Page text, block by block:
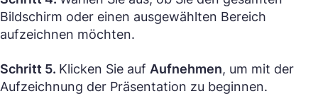
Bildschirm oder einen ausgewählten Bereich
aufzeichnen möchten.
Schritt 5. Klicken Sie auf Aufnehmen, um mit der
Aufzeichnung der Präsentation zu beginnen.